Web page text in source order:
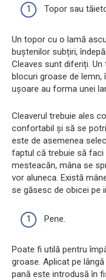
Topor sau
Un topor cu o lamă
buștenilor subțiri,
Cleaves sunt diferiți.
blocuri groase de lemn,
ușoare au forma unei
Cleaverul trebuie ales
confortabil și să se
este de asemenea
faptul că trebuie să faci
mesteacăn, mâna se
vor aluneca. Există
se găsesc de obicei pe
Pene.
Poate fi utilă pentru
groase. Aplicat pe
pană este introdusă în